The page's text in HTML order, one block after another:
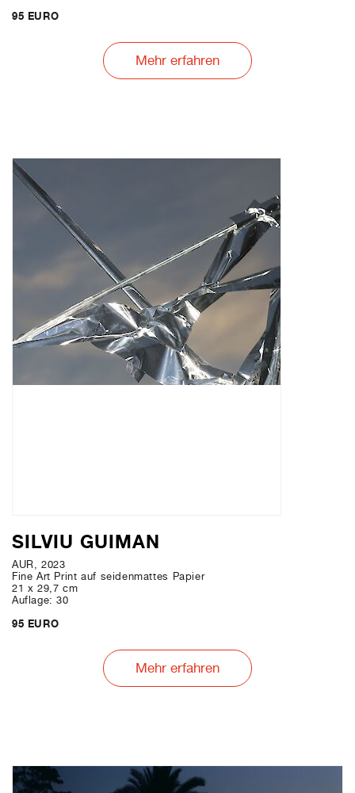
95 EURO
Mehr erfahren
SILVIU GUIMAN
AUR, 2023
Fine Art Print auf seidenmattes Papier
21 x 29,7 cm
Auflage: 30
95 EURO
Mehr erfahren